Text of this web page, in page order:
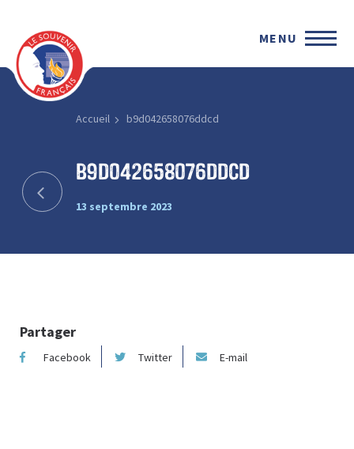
MENU
Accueil b9d042658076ddcd
b9d042658076ddcd
13 septembre 2023
Partager
Facebook Twitter E-mail